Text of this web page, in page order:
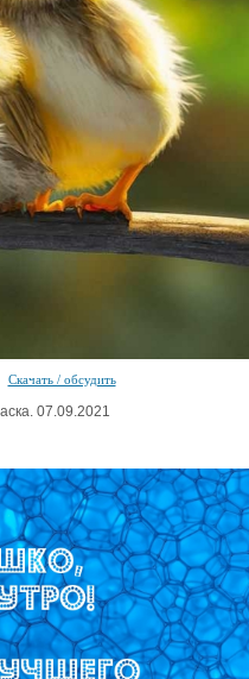
Скачать / обсудить
07.09.2021